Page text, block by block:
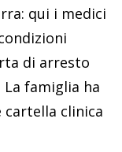
qui i medici
di arresto
famiglia ha
cartella clinica